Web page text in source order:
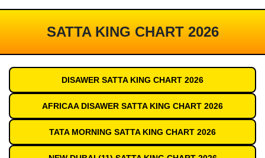
SATTA KING CHART 2026
DISAWER SATTA KING CHART 2026
AFRICAA DISAWER SATTA KING CHART 2026
TATA MORNING SATTA KING CHART 2026